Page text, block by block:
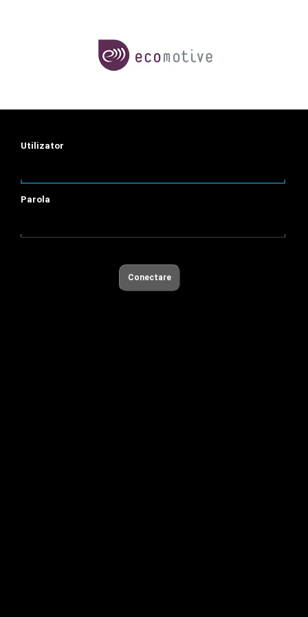
Utilizator
Parola
Conectare